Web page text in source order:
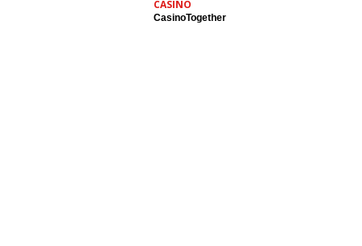
CASINO
CasinoTogether